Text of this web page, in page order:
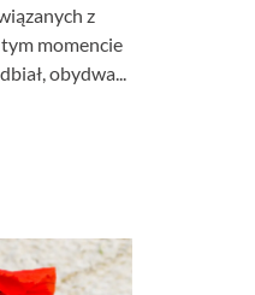
z
tym momencie
obydwa...